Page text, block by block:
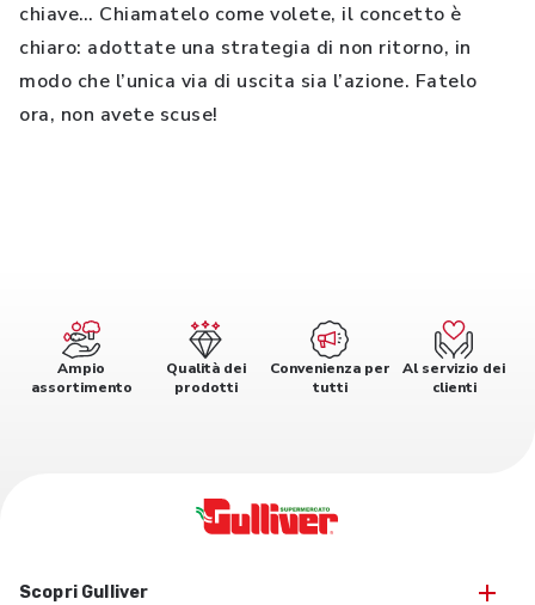
chiave… Chiamatelo come volete, il concetto è
chiaro: adottate una strategia di non ritorno, in
modo che l’unica via di uscita sia l’azione. Fatelo
ora, non avete scuse!
Ampio
assortimento
Qualità dei
prodotti
Convenienza per
tutti
Al servizio dei
clienti
Scopri Gulliver